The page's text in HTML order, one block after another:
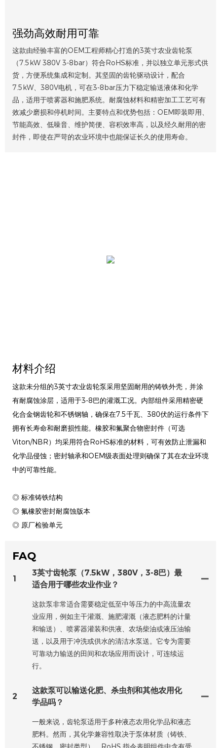
强劲高效耐用可靠
这款由经验丰富的OEM工程师精心打造的3英寸农业齿轮泵
（7.5kW 380V 3-8bar）符合RoHS标准，并以独立单元形式供
货，方便系统集成和定制。其坚固的齿轮驱动设计，配合
7.5kW、380V电机，可在3-8bar压力下稳定输送液体和化学
品，适用于喷雾器和施肥系统。耐腐蚀材料和精密加工工艺可有
效减少磨损和停机时间。主要特点和优势包括：OEM即装即用、
节能高效、低噪音、维护简便、容积效率高，以及经久耐用的密
封件，即使在严苛的农业环境中也能保证长久的使用寿命。
材料介绍
这款未分组的3英寸农业齿轮泵采用坚固耐用的铸铁外壳，并涂
有耐腐蚀涂层，适用于3-8巴的灌溉工况。内部组件采用精密硬
化合金钢齿轮和不锈钢轴，确保在7.5千瓦、380伏的运行条件下
拥有长寿命和耐磨损性能。橡胶和氟聚合物密封件（可选
Viton/NBR）均采用符合RoHS标准的材料，可有效防止泄漏和
化学品侵蚀；密封轴承和OEM级表面处理则确保了其在农业环境
中的可靠性能。
◎ 标准铸铁结构
◎ 氟橡胶密封耐腐蚀版本
◎ 原厂检验单元
FAQ
1
3英寸齿轮泵（7.5kW，380V，3-8巴）最
适合用于哪些农业作业？
这款泵非常适合需要稳定低至中等压力的中高流量农
业应用，例如主干灌溉、施肥灌溉（液态肥料的计量
和输送）、喷雾器灌装和供液、农场柴油或液压油输
送，以及用于冲洗或供水的清洁水泵送。它专为需要
可靠动力输送的田间和农场应用而设计，可连续运
行。
2
这款泵可以输送化肥、杀虫剂和其他农用化
学品吗？
一般来说，齿轮泵适用于多种液态农用化学品和液态
肥料。然而，其化学兼容性取决于泵体材质（铸铁、